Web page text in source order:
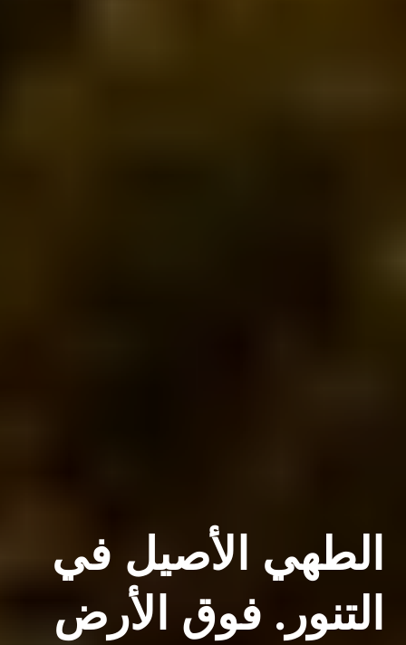
الطهي الأصيل في
التنور. فوق الأرض